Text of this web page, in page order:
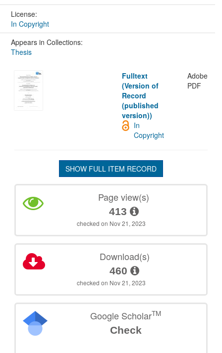
License:
In Copyright
Appears in Collections:
Thesis
Fulltext
(Version of
Record
(published
version))
Adobe
PDF
In
Copyright
SHOW FULL ITEM RECORD
Page view(s)
413
checked on Nov 21, 2023
Download(s)
460
checked on Nov 21, 2023
Google ScholarTM
Check